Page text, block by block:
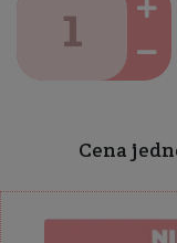
Cena